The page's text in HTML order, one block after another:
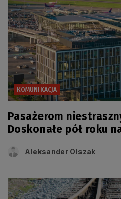
KOMUNIKACJA
Pasażerom
Doskonałe pół roku
Aleksander Olszak